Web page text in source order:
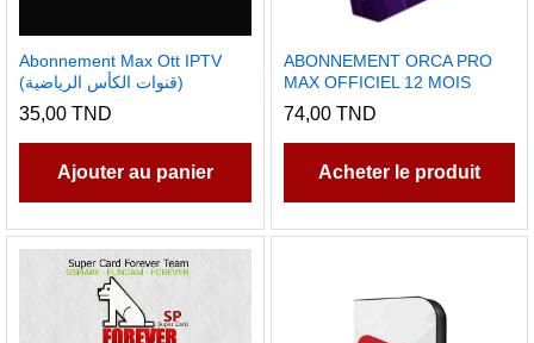
Abonnement Max Ott IPTV
(قنوات الكأس الرياضية)
35,00 TND
Ajouter au panier
ABONNEMENT ORCA PRO
MAX OFFICIEL 12 MOIS
74,00 TND
Acheter le produit